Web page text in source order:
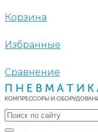
Корзина
Избранные
Сравнение